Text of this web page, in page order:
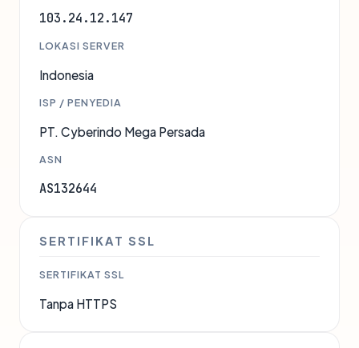
103.24.12.147
LOKASI SERVER
Indonesia
ISP / PENYEDIA
PT. Cyberindo Mega Persada
ASN
AS132644
SERTIFIKAT SSL
SERTIFIKAT SSL
Tanpa HTTPS